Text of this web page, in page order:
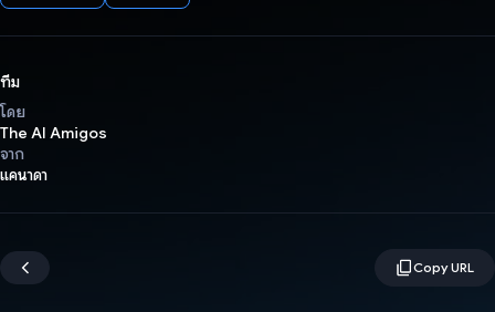
ทีม
โดย
The AI Amigos
จาก
แคนาดา